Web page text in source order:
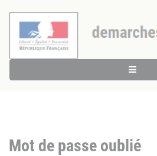
Mot de passe oublié